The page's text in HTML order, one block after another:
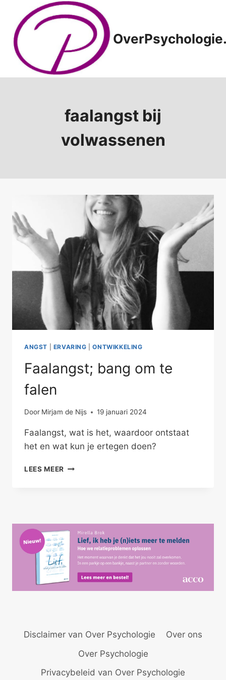
Doorgaan
inhoud
faalangst bij
volwassenen
ANGST ERVARING |ONTWIKKELING
Faalangst; bang om te
falen
Door Mirjam de Nijs 19 januari 2024
Faalangst, wat is het, waardoor ontstaat
het en wat kun je ertegen doen?
LEES MEER FAALANGST;
Disclaimer van Over Psychologie
Over ons
Over Psychologie
Privacybeleid van Over Psychologie